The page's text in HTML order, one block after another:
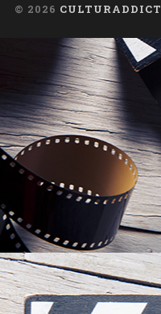
© 2026 CULTURADDICT